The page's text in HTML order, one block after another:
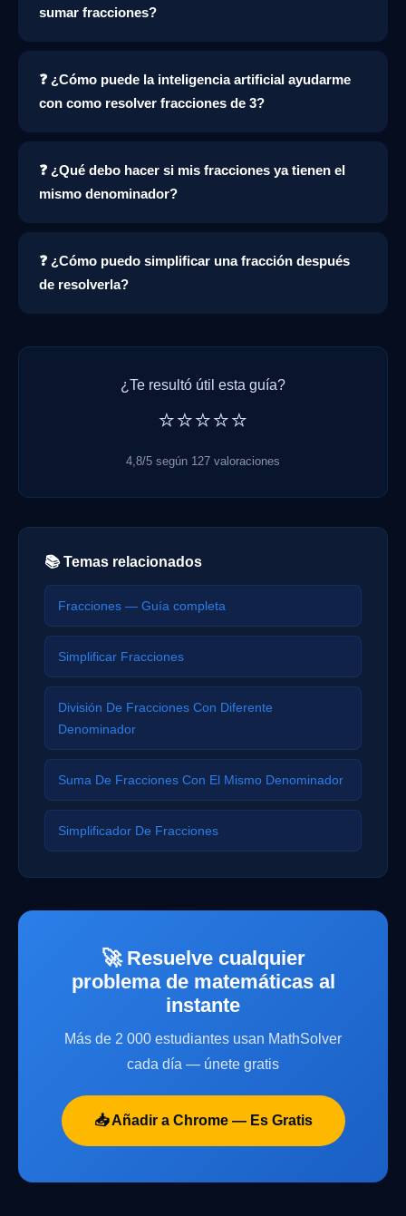
sumar fracciones?
❓ ¿Cómo puede la inteligencia artificial ayudarme
con como resolver fracciones de 3?
❓ ¿Qué debo hacer si mis fracciones ya tienen el
mismo denominador?
❓ ¿Cómo puedo simplificar una fracción después
de resolverla?
¿Te resultó útil esta guía?
⭐⭐⭐⭐⭐
4,8/5 según 127 valoraciones
📚 Temas relacionados
Fracciones — Guía completa
Simplificar Fracciones
División De Fracciones Con Diferente
Denominador
Suma De Fracciones Con El Mismo Denominador
Simplificador De Fracciones
🚀 Resuelve cualquier
problema de matemáticas al
instante
Más de 2 000 estudiantes usan MathSolver
cada día — únete gratis
📥 Añadir a Chrome — Es Gratis